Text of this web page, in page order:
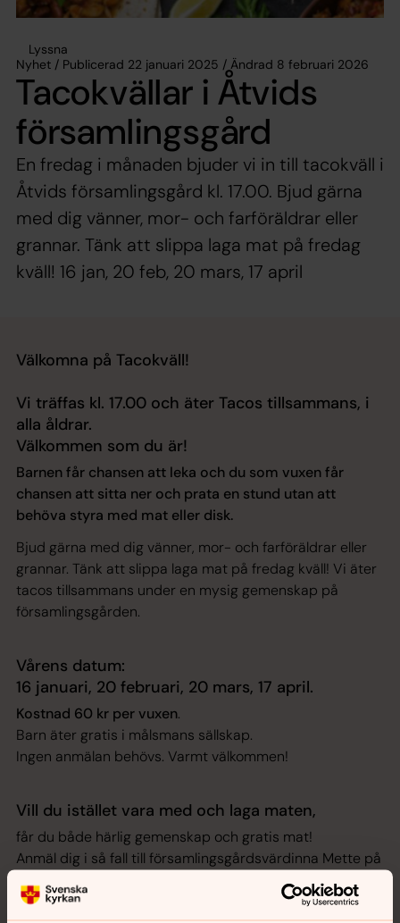
Lyssna
Nyhet / Publicerad 22 januari 2025 / Ändrad 8 februari 2026
Tacokvällar i Åtvids
församlingsgård
En fredag i månaden bjuder vi in till tacokväll i
Åtvids församlingsgård kl. 17.00. Bjud gärna
med dig vänner, mor- och farföräldrar eller
grannar. Tänk att slippa laga mat på fredag
kväll! 16 jan, 20 feb, 20 mars, 17 april
Välkomna på Tacokväll!
Vi träffas kl. 17.00 och äter Tacos tillsammans, i
alla åldrar.
Välkommen som du är!
Barnen får chansen att leka och du som vuxen får
chansen att sitta ner och prata en stund utan att
behöva styra med mat eller disk.
Bjud gärna med dig vänner, mor- och farföräldrar eller
grannar. Tänk att slippa laga mat på fredag kväll! Vi äter
tacos tillsammans under en mysig gemenskap på
församlingsgården.
Vårens datum:
16 januari, 20 februari, 20 mars, 17 april.
Kostnad 60 kr per vuxen.
Barn äter gratis i målsmans sällskap.
Ingen anmälan behövs. Varmt välkommen!
Vill du istället vara med och laga maten,
får du både härlig gemenskap och gratis mat!
Anmäl dig i så fall till församlingsgårdsvärdinna Mette på
mette.magnusson@svenskakyrkan.se
Vi träffas, kommer precis som dom vi är
och har